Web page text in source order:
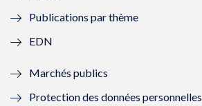
f
n
e
Publications par thème
EDN
Marchés publics
Protection des données personnelles